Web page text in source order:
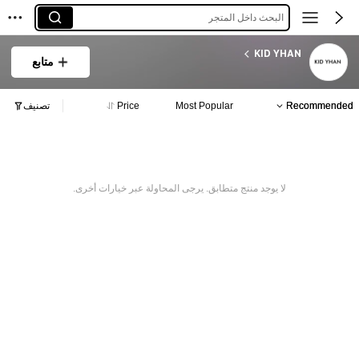
البحث داخل المتجر
KID YHAN
متابع
Recommended
Most Popular
Price تصنيف
لا يوجد منتج متطابق. يرجى المحاولة عبر خيارات أخرى.